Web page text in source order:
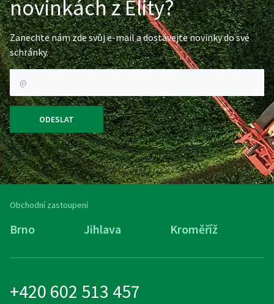
novinkách z Elity?
Zanechte nám zde svůj e-mail a dostávejte novinky do své
schránky.
ODESLAT
Obchodní zastoupení
Brno Jihlava Kroměříž
+420 602 513 457